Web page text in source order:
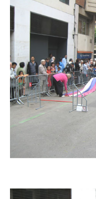
Imatge
Imatge